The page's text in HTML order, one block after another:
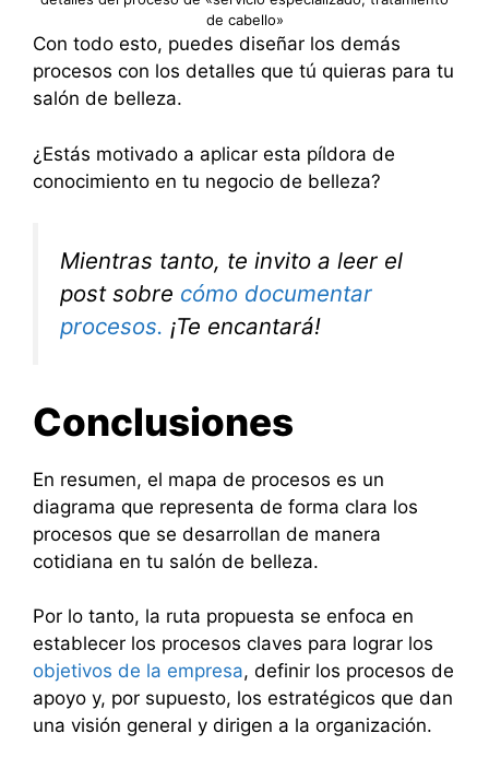
de cabello»
Con todo esto, puedes diseñar los demás
procesos con los detalles que tú quieras para tu
salón de belleza.
¿Estás motivado a aplicar esta píldora de
conocimiento en tu negocio de belleza?
Mientras tanto, te invito a leer el
post sobre cómo documentar
procesos. ¡Te encantará!
Conclusiones
En resumen, el mapa de procesos es un
diagrama que representa de forma clara los
procesos que se desarrollan de manera
cotidiana en tu salón de belleza.
Por lo tanto, la ruta propuesta se enfoca en
establecer los procesos claves para lograr los
objetivos de la empresa, definir los procesos de
apoyo y, por supuesto, los estratégicos que dan
una visión general y dirigen a la organización.